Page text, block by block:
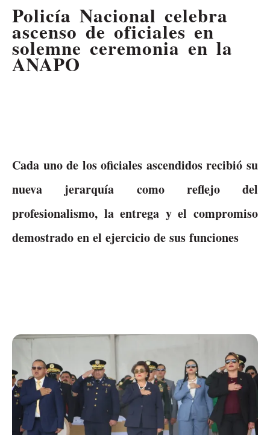
Policía Nacional celebra
ascenso de oficiales en
solemne ceremonia en la
ANAPO
Cada uno de los oficiales ascendidos recibió su
nueva jerarquía como reflejo del
profesionalismo, la entrega y el compromiso
demostrado en el ejercicio de sus funciones